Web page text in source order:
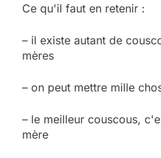
Ce qu'il faut en retenir :
– il existe autant de
mères
– on peut mettre mille
– le meilleur couscous,
mère